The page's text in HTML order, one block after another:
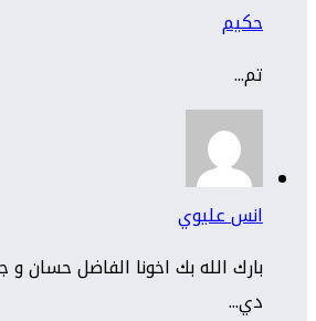
حكيم
تم...
انس عليوي
بارك الله بك اخونا الفاضل حسان و
دي...